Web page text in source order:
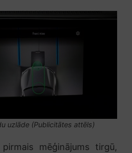
uzlāde (Publicitātes attēls)
mēģinājums tirgū,